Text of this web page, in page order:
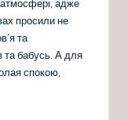
адже
просили не
та
та бабусь. А для
спокою,